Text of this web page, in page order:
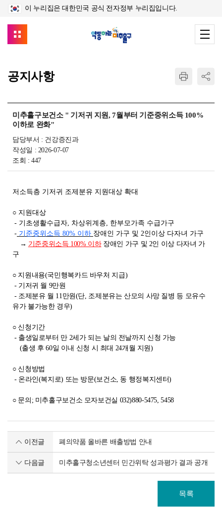
이 누리집은 대한민국 공식 전자정부 누리집입니다.
공지사항
미추홀구보건소 " 기저귀 지원, 7월부터 기준중위소득 100%
이하로 완화"
담당부서 : 건강증진과
작성일 : 2026-07-07
조회 : 447
저소득층 기저귀 조제분유 지원대상 확대
○ 지원대상
- 기초생활수급자, 차상위계층, 한부모가족 수급가구
- 기준중위소득 80% 이하 장애인 가구 및 2인이상 다자녀 가구
→ 기준중위소득 100% 이하 장애인 가구 및 2인 이상 다자녀 가
구
○ 지원내용(국민행복카드 바우처 지급)
- 기저귀 월 9만원
- 조제분유 월 11만원(단, 조제분유는 산모의 사망 질병 등 모유수
유가 불가능한 경우)
○ 신청기간
- 출생일로부터 만 2세가 되는 날의 전날까지 신청 가능
(출생 후 60일 이내 신청 시 최대 24개월 지원)
○ 신청방법
- 온라인(복지로) 또는 방문(보건소, 동 행정복지센터)
○ 문의; 미추홀구보건소 모자보건실 032)880-5475, 5458
이전글 폐의약품 올바른 배출방법 안내
다음글 미추홀구청소년센터 민간위탁 성과평가 결과 공개
목록